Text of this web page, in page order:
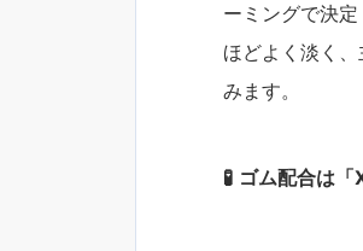
ーミングで決定
ほどよく淡く
みます。
🧪 ゴム配合は「